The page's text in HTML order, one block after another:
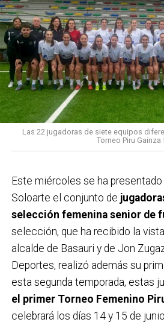
Las 22 jugadoras de siete equipos
Torneo Piru
Este miércoles se ha
Soloarte el conjunto de
selección femenina senior de
selección, que ha recibido la
alcalde de Basauri y de Jon
Deportes, realizó además su
esta segunda temporada, estas
el primer Torneo Femenino
celebrará los días 14 y 15 de